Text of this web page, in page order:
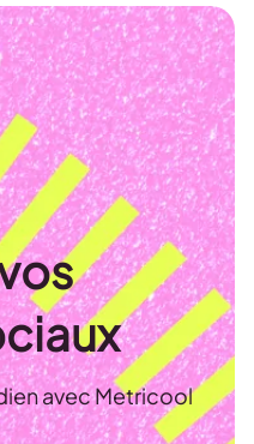
avec Metricool